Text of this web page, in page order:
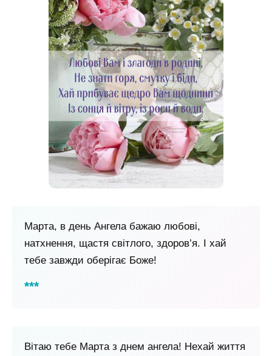
Марта, в день Ангела бажаю любові,
натхнення, щастя світлого, здоров’я. І хай
тебе завжди оберігає Боже!
Вітаю тебе Марта з днем ​​ангела! Нехай життя